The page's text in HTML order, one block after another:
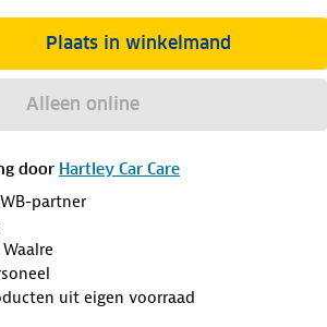
Plaats in winkelmand
Alleen online
door Hartley Car Care
partner
uit eigen voorraad